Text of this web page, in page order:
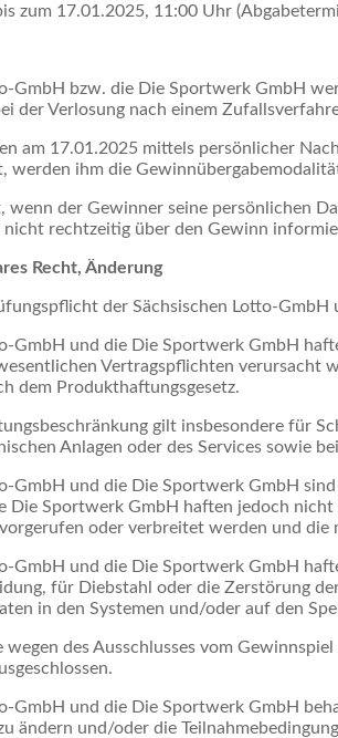
zum 17.01.2025, 11:00 Uhr
GmbH bzw. die Die Sportwerk GmbH
der Verlosung nach einem
am 17.01.2025 mittels persönlicher
werden ihm die
wenn der Gewinner seine persönlichen
rechtzeitig über den Gewinn
Recht, Änderung
der Sächsischen Lotto-
GmbH und die Die Sportwerk GmbH
Vertragspflichten verursacht
dem Produkthaftungsgesetz.
gilt insbesondere für
Anlagen oder des Services sowie
GmbH und die Die Sportwerk GmbH
Die Sportwerk GmbH haften jedoch
oder verbreitet werden und die
GmbH und die Die Sportwerk GmbH
für Diebstahl oder die Zerstörung
in den Systemen und/oder auf den
wegen des Ausschlusses vom
GmbH und die Die Sportwerk GmbH
ändern und/oder die